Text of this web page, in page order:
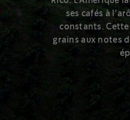
ses cafés à
constants.
grains aux notes
En savoir plus sur le